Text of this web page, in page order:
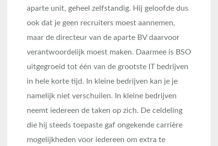
aparte unit, geheel zelfstandig. Hij geloofde dus
ook dat je geen recruiters moest aannemen,
maar de directeur van de aparte BV daarvoor
verantwoordelijk moest maken. Daarmee is BSO
uitgegroeid tot één van de grootste IT bedrijven
in hele korte tijd. In kleine bedrijven kan je je
namelijk niet verschuilen. In kleine bedrijven
neemt iedereen de taken op zich. De celdeling
die hij steeds toepaste gaf ongekende carrière
mogelijkheden voor iedereen om extra te